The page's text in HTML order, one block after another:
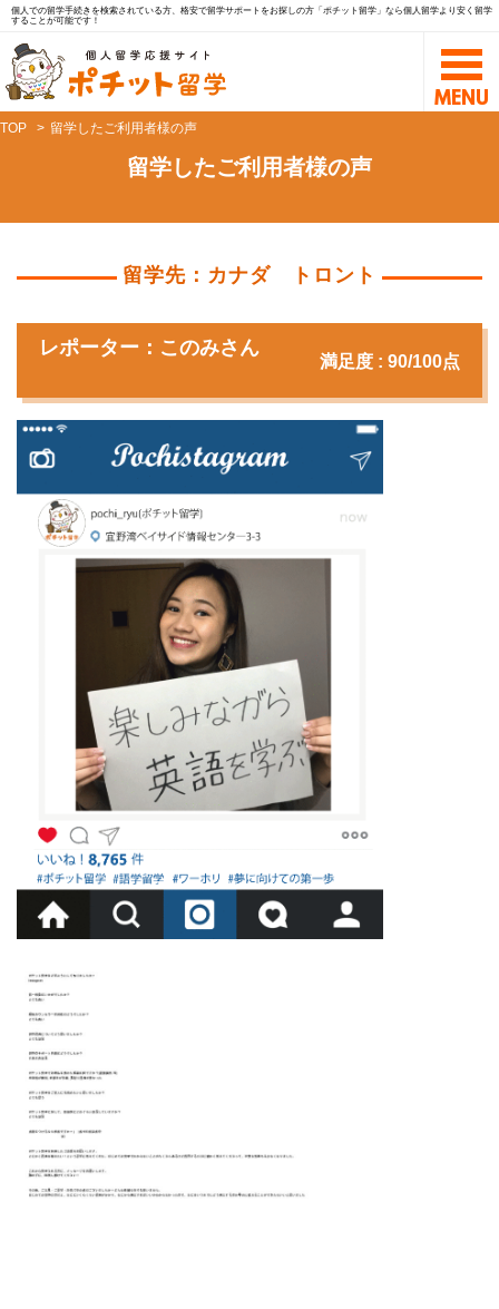
個人での留学手続きを検索されている方、格安で留学サポートをお探しの方「ポチット留学」なら個人留学より安く留学
することが可能です！
TOP 留学したご利用者様の声
留学したご利用者様の声
留学先：カナダ トロント
レポーター：このみさん
満足度 : 90/100点